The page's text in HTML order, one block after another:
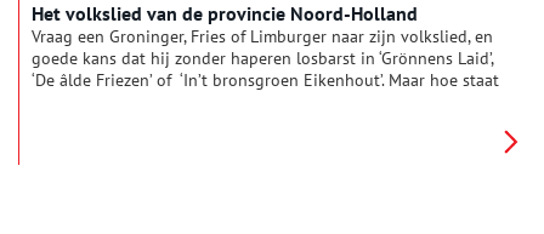
Het volkslied van de provincie Noord-Holland
Vraag een Groninger, Fries of Limburger naar zijn volkslied, en
goede kans dat hij zonder haperen losbarst in ‘Grönnens Laid’,
‘De âlde Friezen’ of ‘In’t bronsgroen Eikenhout’. Maar hoe staat